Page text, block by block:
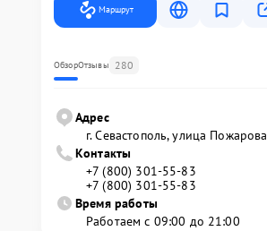
Маршрут
ОбзорОтзывы 280
Адрес
г. Севастополь, улица
Контакты
+7 (800) 301-55-83
+7 (800) 301-55-83
Время работы
Работаем с 09:00 до 21:00